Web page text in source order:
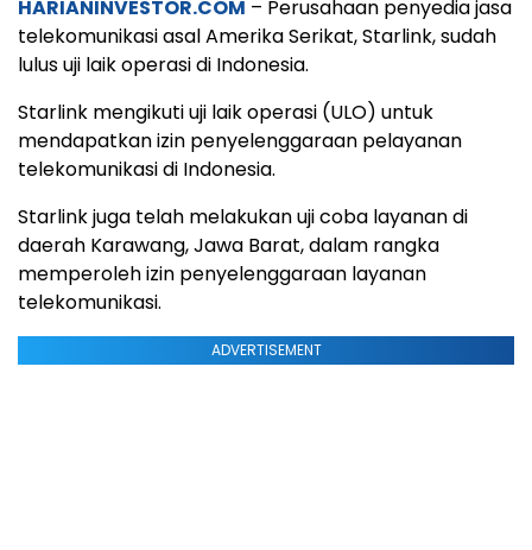
HARIANINVESTOR.COM – Perusahaan penyedia jasa
telekomunikasi asal Amerika Serikat, Starlink, sudah
lulus uji laik operasi di Indonesia.
Starlink mengikuti uji laik operasi (ULO) untuk
mendapatkan izin penyelenggaraan pelayanan
telekomunikasi di Indonesia.
Starlink juga telah melakukan uji coba layanan di
daerah Karawang, Jawa Barat, dalam rangka
memperoleh izin penyelenggaraan layanan
telekomunikasi.
ADVERTISEMENT